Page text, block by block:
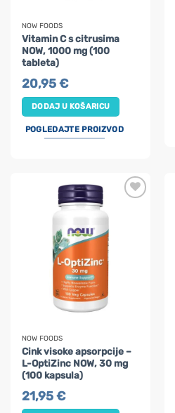
NOW FOODS
Vitamin C s citrusima
NOW, 1000 mg (100
tableta)
20,95€
DODAJ U KOŠARICU
POGLEDAJTE PROIZVOD
NOW FOODS
Cink visoke apsorpcije –
L-OptiZinc NOW, 30 mg
(100 kapsula)
21,95€